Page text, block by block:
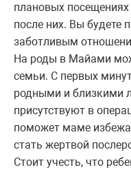
плановых
после них. Вы будете
заботливым
На роды в Майами
семьи. С первых
родными и близкими
присутствуют в
поможет маме
стать жертвой
Стоит учесть, что